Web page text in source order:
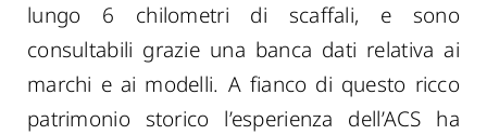
lungo 6 chilometri di scaffali, e sono
consultabili grazie una banca dati relativa ai
marchi e ai modelli. A fianco di questo ricco
patrimonio storico l’esperienza dell’ACS ha